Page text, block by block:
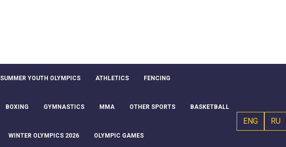
SUMMER YOUTH OLYMPICS ATHLETICS FENCING
BOXING GYMNASTICS MMA OTHER SPORTS BASKETBALL
WINTER OLYMPICS 2026 OLYMPIC GAMES
ENG RU